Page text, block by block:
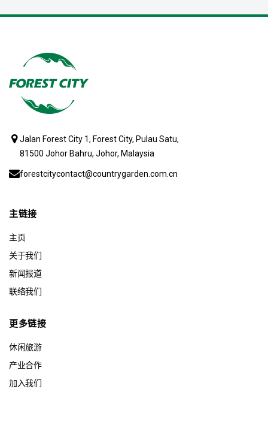
Jalan Forest City 1, Forest City, Pulau Satu,
81500 Johor Bahru, Johor, Malaysia
forestcitycontact@countrygarden.com.cn
主链接
主页
关于我们
新闻报道
联络我们
更多链接
休闲旅游
产业合作
加入我们